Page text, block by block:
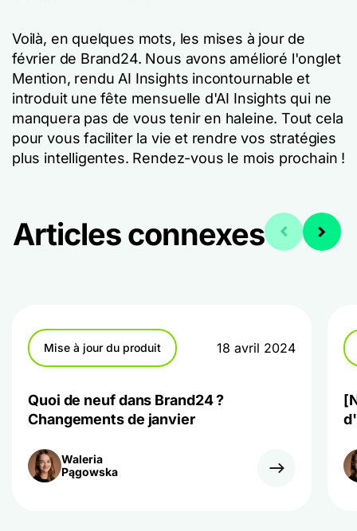
Voilà, en quelques mots, les mises à jour de
février de Brand24. Nous avons amélioré l'onglet
Mention, rendu AI Insights incontournable et
introduit une fête mensuelle d'AI Insights qui ne
manquera pas de vous tenir en haleine. Tout cela
pour vous faciliter la vie et rendre vos stratégies
plus intelligentes. Rendez-vous le mois prochain !
Articles connexes
Mise à jour du produit 18 avril 2024
Quoi de neuf dans Brand24 ?
Changements de janvier
Waleria
Pągowska